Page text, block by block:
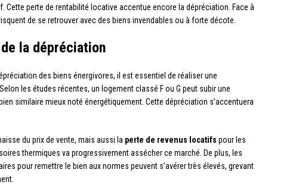
Cette perte de rentabilité locative accentue encore la dépréciation. Face à
de se retrouver avec des biens invendables ou à forte décote.
la dépréciation
des biens énergivores, il est essentiel de réaliser une
. Selon les études récentes, un logement classé F ou G peut subir une
similaire mieux noté énergétiquement. Cette dépréciation s’accentuera
du prix de vente, mais aussi la perte de revenus locatifs pour les
thermiques va progressivement assécher ce marché. De plus, les
pour remettre le bien aux normes peuvent s’avérer très élevés, grevant